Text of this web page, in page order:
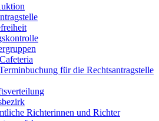
für die Rechtsantragstelle
Richterinnen und Richter